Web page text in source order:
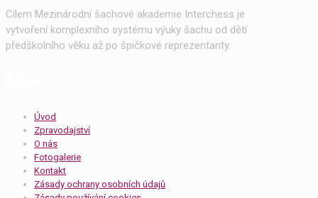
Cílem Mezinárodní šachové akademie Interchess je
vytvoření komplexního systému výuky šachu od dětí
předškolního věku až po špičkové reprezentanty.
Úvod
Zpravodajství
O nás
Fotogalerie
Kontakt
Zásady ochrany osobních údajů